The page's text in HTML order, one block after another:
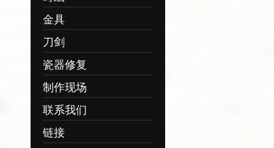
金具
刀剑
瓷器修复
制作现场
联系我们
链接